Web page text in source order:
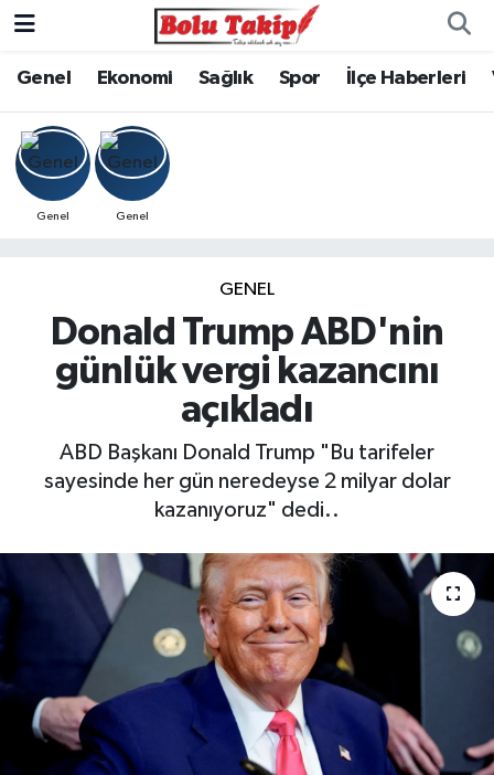
Genel Ekonomi Sağlık Spor İlçe Haberleri
Genel Genel
GENEL
Donald Trump ABD'nin
günlük vergi kazancını
açıkladı
ABD Başkanı Donald Trump "Bu tarifeler
sayesinde her gün neredeyse 2 milyar dolar
kazanıyoruz" dedi..